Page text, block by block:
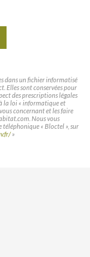
dans un fichier informatisé
Elles sont conservées pour
des prescriptions légales
la loi « informatique et
concernant et les faire
Nous vous
« Bloctel », sur
»